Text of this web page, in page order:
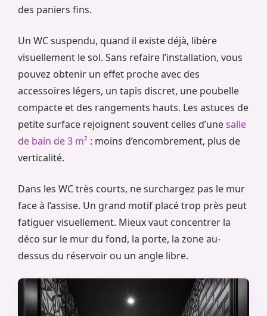
des paniers fins.
Un WC suspendu, quand il existe déjà, libère
visuellement le sol. Sans refaire l’installation, vous
pouvez obtenir un effet proche avec des
accessoires légers, un tapis discret, une poubelle
compacte et des rangements hauts. Les astuces de
petite surface rejoignent souvent celles d’unesalle
de bain de 3 m² : moins d’encombrement, plus de
verticalité.
Dans les WC très courts, ne surchargez pas le mur
face à l’assise. Un grand motif placé trop près peut
fatiguer visuellement. Mieux vaut concentrer la
déco sur le mur du fond, la porte, la zone au-
dessus du réservoir ou un angle libre.